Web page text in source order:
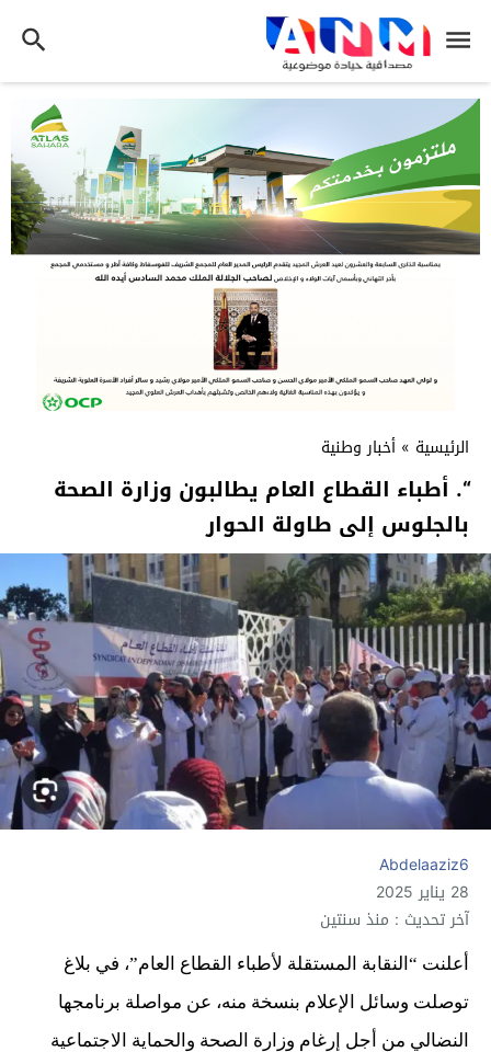
الرئيسية » أخبار وطنية
“. أطباء القطاع العام يطالبون وزارة الصحة
بالجلوس إلى طاولة الحوار
Abdelaaziz6
28 يناير 2025
آخر تحديث : منذ سنتين
أعلنت “النقابة المستقلة لأطباء القطاع العام”، في بلاغ
توصلت وسائل الإعلام بنسخة منه، عن مواصلة برنامجها
النضالي من أجل إرغام وزارة الصحة والحماية الاجتماعية